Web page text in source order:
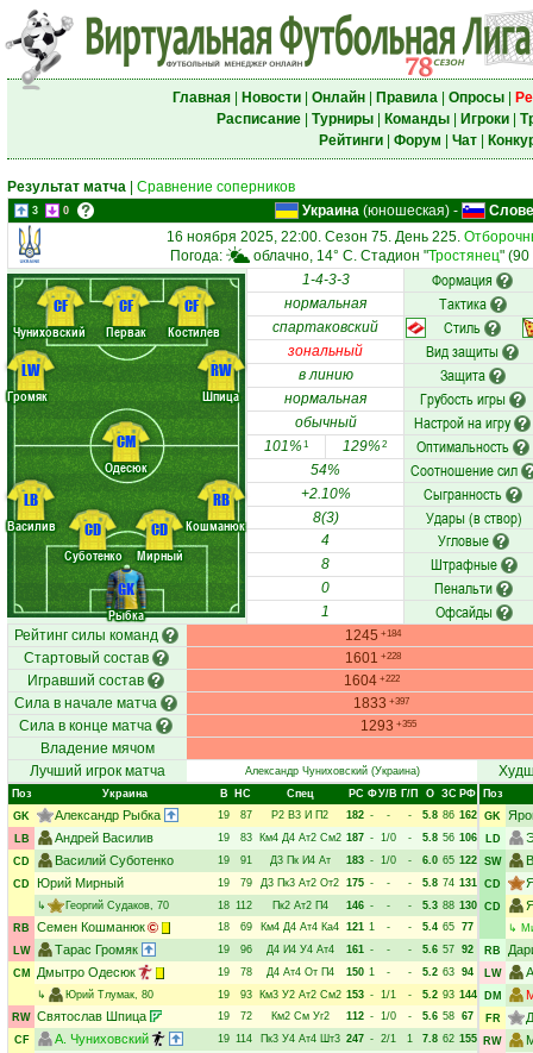
Главная| Новости| Онлайн| Правила| Опросы|
Расписание| Турниры| Команды| Игроки|
Рейтинги| Форум Чат|
Результат матча Сравнение соперников
3 0 Украина(юношеская)-
16 ноября 2025, 22:00. Сезон 75. День 225.
Погода:
облачно, 14° C. Стадион "Тростянец" (90
Рыбка
Василив
Суботенко
Мирный
Кошманюк
Громяк
Одесюк
Шпица
Чуниховский Первак Костилев
GK
LB
CD
CD
RB
LW
CM
RW
CF CF CF
1-4-3-3 Формация
нормальная Тактика
спартаковский Стиль
зональный Вид защиты
в линию Защита
нормальная Грубость игры
обычный Настрой на игру
101%1 129%2 Оптимальность
54% Соотношение сил
+2.10% Сыгранность
8(3) Удары (в створ)
4 Угловые
8 Штрафные
0 Пенальти
1 Офсайды
Рейтинг силы команд 1245 +184
Стартовый состав 1601 +228
Игравший состав 1604 +222
Сила в начале матча 1833 +397
Сила в конце матча 1293 +355
Владение мячом
Лучший игрок матча
Александр Чуниховский(Украина)
Поз Украина В НC Спец РC ФУ/В Г/П О ЗС РФ
GK
Александр Рыбка 19 87 Р2 В3 И П2 182 - - - 5.8 86 162
LB
Андрей Василив 19 83 Км4 Д4 Ат2 См2 187 - 1/0 - 5.8 56 106
CD
Василий Суботенко 19 91 Д3 Пк И4 Ат 183 - 1/0 - 6.0 65 122
CD Юрий Мирный 19 79 Д3 Пк3 Ат2 От2 175 - - - 5.8 74 131
↳
Георгий Судаков, 70 18 112 Пк2 Ат2 П4 146 - - - 5.3 88 130
RB
Семен Кошманюк 18 69 Км4 Д4 Ат4 Ка4 121 1 - - 5.4 65 77
LW
Тарас Громяк 19 96 Д4 И4 У4 Ат4 161 - - - 5.6 57 92
CM
Дмытро Одесюк 19 78 Д4 Ат4 От П4 150 1 - - 5.2 63 94
↳
Юрий Тлумак, 80 19 93 Км3 У2 Ат2 См2 153 - 1/1 - 5.2 93 144
RW Святослав Шпица 19 72 Км2 См Уг2 112 - 1/0 - 5.6 58 67
CF
А. Чуниховский 19 114 Пк3 У4 Ат4 Шт3 247 - 2/1 1 7.8 62 155
Поз
GK
LD
SW
CD
CD
↳
RB
LW
DM
FR
RW